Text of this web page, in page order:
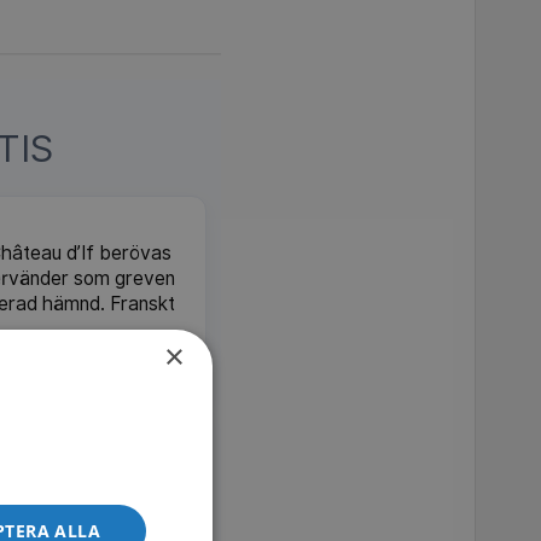
d’If berövas
som greven
hämnd. Franskt
Stormen. Svensk
×
ALLA